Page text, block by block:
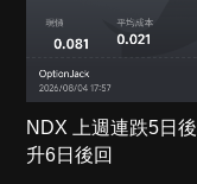
NDX 上週連跌5日
升6日後回